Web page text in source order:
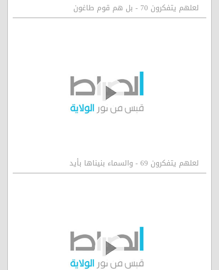
لعلهم يتفكرون 70 - بل هم قوم طاغون
لعلهم يتفكرون 69 - والسماء بنيناها بأيد